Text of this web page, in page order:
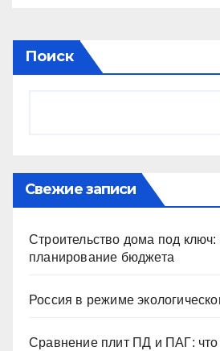
Поиск
Свежие записи
Строительство дома под ключ:
планирование бюджета
Россия в режиме
Сравнение плит ПД и ПАГ: что